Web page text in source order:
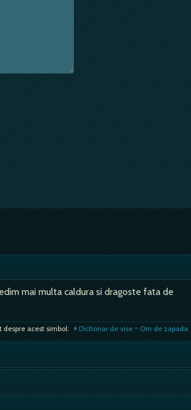
mai multa caldura si dragoste fata de
despre acest simbol: Dictionar de vise ~ Om de zapada